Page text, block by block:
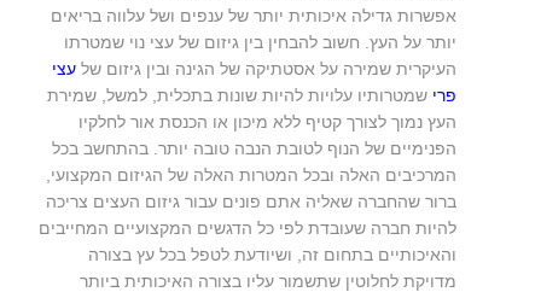
אפשרות גדילה איכותית יותר של ענפים ושל עלווה בריאים
יותר על העץ. חשוב להבחין בין גיזום של עצי נוי שמטרתו
העיקרית שמירה על אסטתיקה של הגינה ובין גיזום של עצי
פרי שמטרותיו עלויות להיות שונות בתכלית, למשל, שמירת
העץ נמוך לצורך קטיף ללא מיכון או הכנסת אור לחלקיו
הפנימיים של הנוף לטובת הנבה טובה יותר. בהתחשב בכל
המרכיבים האלה ובכל המטרות האלה של הגיזום המקצועי,
ברור שהחברה שאליה אתם פונים עבור גיזום העצים צריכה
להיות חברה שעובדת לפי כל הדגשים המקצועיים המחייבים
והאיכותיים בתחום זה, ושיודעת לטפל בכל עץ בצורה
מדויקת לחלוטין שתשמור עליו בצורה האיכותית ביותר